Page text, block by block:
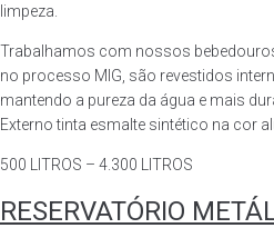
limpeza.
Trabalhamos com nossos
no processo MIG, são revestidos
mantendo a pureza da água e mais
Externo tinta esmalte sintético na cor
500 LITROS – 4.300 LITROS
RESERVATÓRIO